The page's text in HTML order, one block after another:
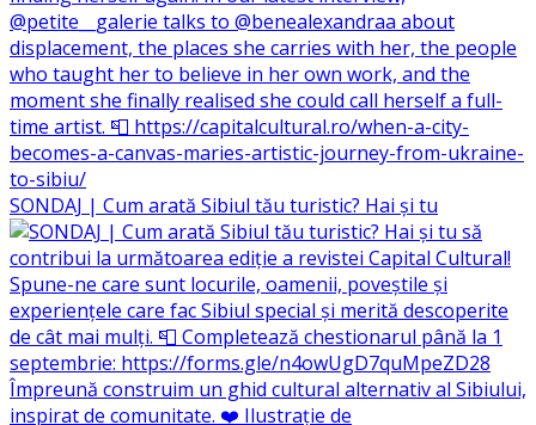
SONDAJ | Cum arată Sibiul tău turistic? Hai și tu